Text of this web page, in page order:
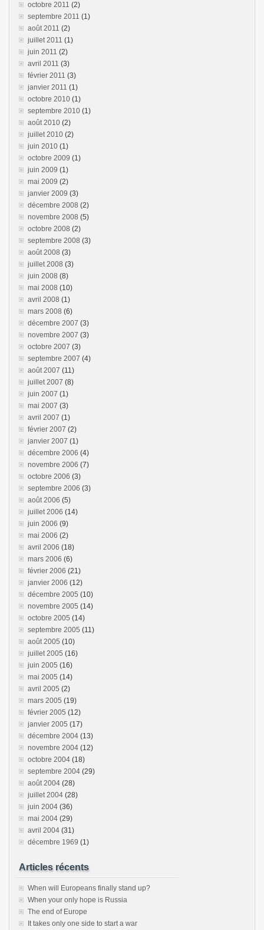
octobre 2011 (2)
septembre 2011 (1)
août 2011 (2)
juillet 2011 (1)
juin 2011 (2)
avril 2011 (3)
février 2011 (3)
janvier 2011 (1)
octobre 2010 (1)
septembre 2010 (1)
août 2010 (2)
juillet 2010 (2)
juin 2010 (1)
octobre 2009 (1)
juin 2009 (1)
mai 2009 (2)
janvier 2009 (3)
décembre 2008 (2)
novembre 2008 (5)
octobre 2008 (2)
septembre 2008 (3)
août 2008 (3)
juillet 2008 (3)
juin 2008 (8)
mai 2008 (10)
avril 2008 (1)
mars 2008 (6)
décembre 2007 (3)
novembre 2007 (3)
octobre 2007 (3)
septembre 2007 (4)
août 2007 (11)
juillet 2007 (8)
juin 2007 (1)
mai 2007 (3)
avril 2007 (1)
février 2007 (2)
janvier 2007 (1)
décembre 2006 (4)
novembre 2006 (7)
octobre 2006 (3)
septembre 2006 (3)
août 2006 (5)
juillet 2006 (14)
juin 2006 (9)
mai 2006 (2)
avril 2006 (18)
mars 2006 (6)
février 2006 (21)
janvier 2006 (12)
décembre 2005 (10)
novembre 2005 (14)
octobre 2005 (14)
septembre 2005 (11)
août 2005 (10)
juillet 2005 (16)
juin 2005 (16)
mai 2005 (14)
avril 2005 (2)
mars 2005 (19)
février 2005 (12)
janvier 2005 (17)
décembre 2004 (13)
novembre 2004 (12)
octobre 2004 (18)
septembre 2004 (29)
août 2004 (28)
juillet 2004 (28)
juin 2004 (36)
mai 2004 (29)
avril 2004 (31)
décembre 1969 (1)
Articles récents
When will Europeans finally stand up?
When your only hope is Russia
The end of Europe
It takes only one side to start a war